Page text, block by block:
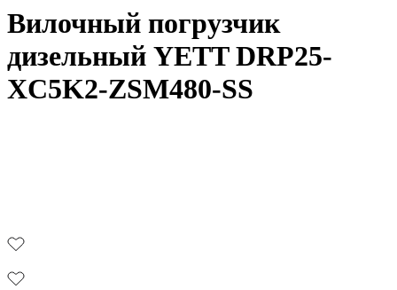
Вилочный погрузчик
дизельный YETT DRP25-
XC5K2-ZSM480-SS